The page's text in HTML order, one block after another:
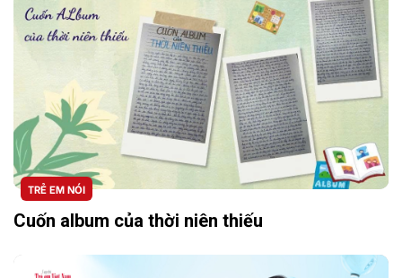
TRẺ EM NÓI
Cuốn album của thời niên thiếu